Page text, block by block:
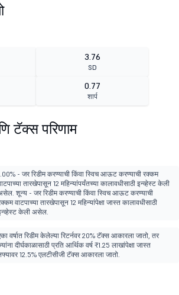
3.76
SD
0.77
शार्प
टॅक्स परिणाम
- जर रिडीम करण्याची किंवा स्विच आऊट करण्याची रक्कम
तारखेपासून 12 महिन्यांपर्यंतच्या कालावधीसाठी इन्व्हेस्ट केली
शून्य - जर रिडीम करण्याची किंवा स्विच आऊट करण्याची
वाटपाच्या तारखेपासून 12 महिन्यांपेक्षा जास्त कालावधीसाठी
केली असेल.
वर्षात रिडीम केलेल्या रिटर्नवर 20% टॅक्स आकारला जातो, तर
दीर्घकाळासाठी प्रति आर्थिक वर्ष ₹1.25 लाखांपेक्षा जास्त
12.5% एलटीसीजी टॅक्स आकारला जातो.